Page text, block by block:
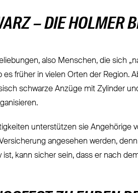
– DIE HOLMER
also Menschen, die sich
früher in vielen Orten der Region.
schwarze Anzüge mit Zylinder
unterstützen sie Angehörige
angesehen werden,
ist, kann sicher sein, dass er nach